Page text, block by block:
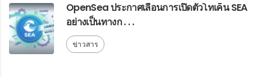
OpenSea ประกาศเลื่อนการเปิดตัวโทเค็น SEA
อย่างเป็นทางก . . .
ข่าวสาร